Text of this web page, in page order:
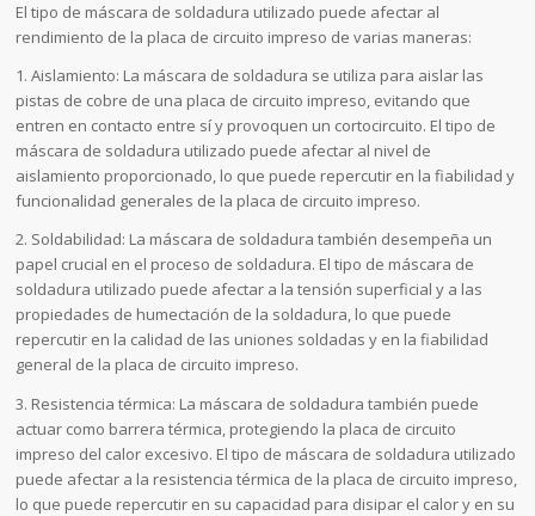
El tipo de máscara de soldadura utilizado puede afectar al
rendimiento de la placa de circuito impreso de varias maneras:
1. Aislamiento: La máscara de soldadura se utiliza para aislar las
pistas de cobre de una placa de circuito impreso, evitando que
entren en contacto entre sí y provoquen un cortocircuito. El tipo de
máscara de soldadura utilizado puede afectar al nivel de
aislamiento proporcionado, lo que puede repercutir en la fiabilidad y
funcionalidad generales de la placa de circuito impreso.
2. Soldabilidad: La máscara de soldadura también desempeña un
papel crucial en el proceso de soldadura. El tipo de máscara de
soldadura utilizado puede afectar a la tensión superficial y a las
propiedades de humectación de la soldadura, lo que puede
repercutir en la calidad de las uniones soldadas y en la fiabilidad
general de la placa de circuito impreso.
3. Resistencia térmica: La máscara de soldadura también puede
actuar como barrera térmica, protegiendo la placa de circuito
impreso del calor excesivo. El tipo de máscara de soldadura utilizado
puede afectar a la resistencia térmica de la placa de circuito impreso,
lo que puede repercutir en su capacidad para disipar el calor y en su